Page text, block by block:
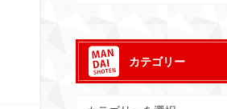
カテゴリー